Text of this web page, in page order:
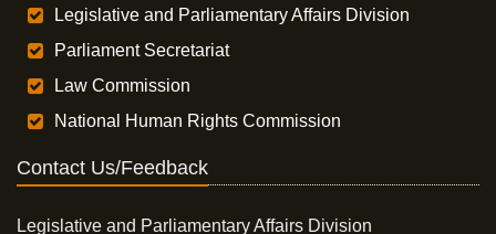
Legislative and Parliamentary Affairs Division
Parliament Secretariat
Law Commission
National Human Rights Commission
Contact Us/Feedback
Legislative and Parliamentary Affairs Division